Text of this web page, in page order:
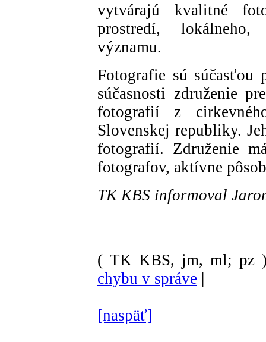
vytvárajú kvalitné
prostredí, lokálneho,
významu.
Fotografie sú
súčasnosti združenie
fotografií z
Slovenskej republiky.
fotografií. Združenie
fotografov, aktívne
TK KBS informoval
( TK KBS, jm, ml; pz
chybu v správe |
[naspäť]